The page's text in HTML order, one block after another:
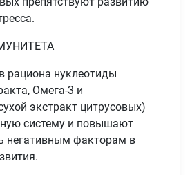
рациона нуклеотиды
Омега-3 и
экстракт цитрусовых)
систему и повышают
негативным факторам в